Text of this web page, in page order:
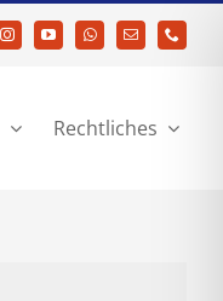
Rechtliches